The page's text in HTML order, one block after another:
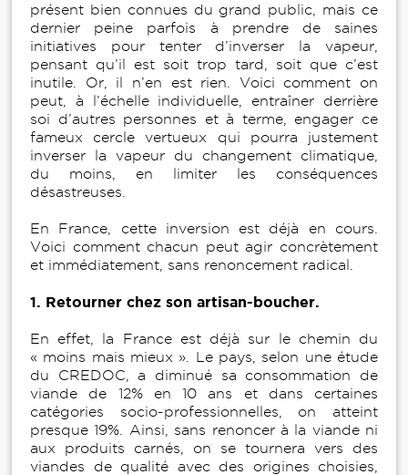
présent bien connues du grand public, mais ce
dernier peine parfois à prendre de saines
initiatives pour tenter d’inverser la vapeur,
pensant qu’il est soit trop tard, soit que c’est
inutile. Or, il n’en est rien. Voici comment on
peut, à l’échelle individuelle, entraîner derrière
soi d’autres personnes et à terme, engager ce
fameux cercle vertueux qui pourra justement
inverser la vapeur du changement climatique,
du moins, en limiter les conséquences
désastreuses.
En France, cette inversion est déjà en cours.
Voici comment chacun peut agir concrètement
et immédiatement, sans renoncement radical.
1. Retourner chez son artisan-boucher.
En effet, la France est déjà sur le chemin du
« moins mais mieux ». Le pays, selon une étude
du CREDOC, a diminué sa consommation de
viande de 12% en 10 ans et dans certaines
catégories socio-professionnelles, on atteint
presque 19%. Ainsi, sans renoncer à la viande ni
aux produits carnés, on se tournera vers des
viandes de qualité avec des origines choisies,